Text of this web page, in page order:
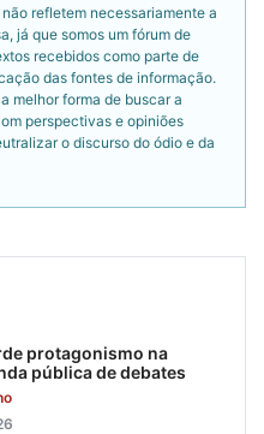
refletem necessariamente a
já que somos um fórum de
recebidos como parte de
das fontes de informação.
melhor forma de buscar a
perspectivas e opiniões
o discurso do ódio e da
protagonismo na
pública de debates